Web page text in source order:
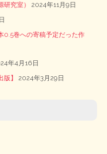
究室） 2024年11月9日
0.5巻への寄稿予定だった作
年4月16日
】 2024年3月29日